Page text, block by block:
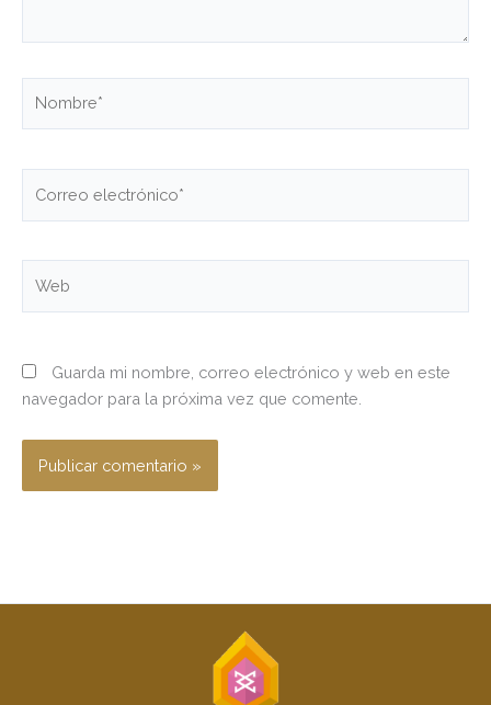
electrónico*
Guarda mi nombre, correo electrónico y web en este
navegador para la próxima vez que comente.